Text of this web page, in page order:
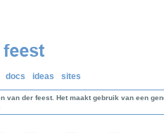
docs ideas sites
der feest. Het maakt gebruik van een